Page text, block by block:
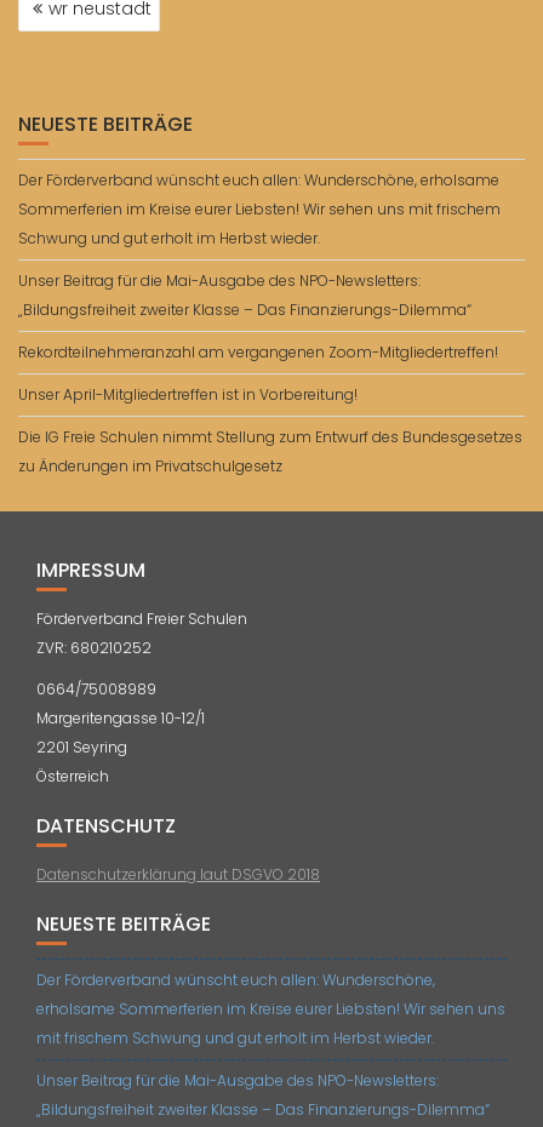
wr neustadt
NEUESTE BEITRÄGE
Der Förderverband wünscht euch allen: Wunderschöne, erholsame
Sommerferien im Kreise eurer Liebsten! Wir sehen uns mit frischem
Schwung und gut erholt im Herbst wieder.
Unser Beitrag für die Mai-Ausgabe des NPO-Newsletters:
„Bildungsfreiheit zweiter Klasse – Das Finanzierungs-Dilemma“
Rekordteilnehmeranzahl am vergangenen Zoom-Mitgliedertreffen!
Unser April-Mitgliedertreffen ist in Vorbereitung!
Die IG Freie Schulen nimmt Stellung zum Entwurf des Bundesgesetzes
zu Änderungen im Privatschulgesetz
IMPRESSUM
Förderverband Freier Schulen
ZVR: 680210252
0664/75008989
Margeritengasse 10-12/1
2201 Seyring
Österreich
DATENSCHUTZ
Datenschutzerklärung laut DSGVO 2018
NEUESTE BEITRÄGE
Der Förderverband wünscht euch allen: Wunderschöne,
erholsame Sommerferien im Kreise eurer Liebsten! Wir sehen uns
mit frischem Schwung und gut erholt im Herbst wieder.
Unser Beitrag für die Mai-Ausgabe des NPO-Newsletters:
„Bildungsfreiheit zweiter Klasse – Das Finanzierungs-Dilemma“